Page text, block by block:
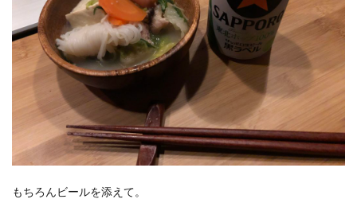
もちろんビールを添えて。